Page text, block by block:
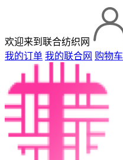
欢迎来到联合纺织网
我的订单 我的联合网 购物车